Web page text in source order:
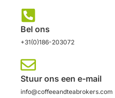
Bel ons
+31(0)186-203072
Stuur ons een e-mail
info@coffeeandteabrokers.com